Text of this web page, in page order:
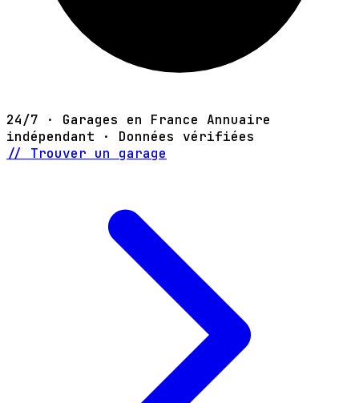
24/7 · Garages en France Annuaire
indépendant · Données vérifiées
// Trouver un garage